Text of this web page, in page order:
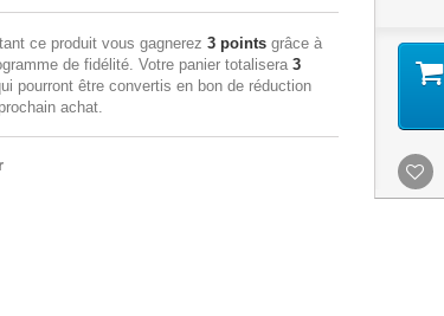
ce produit vous gagnerez 3 points grâce à
de fidélité. Votre panier totalisera 3
pourront être convertis en bon de réduction
achat.